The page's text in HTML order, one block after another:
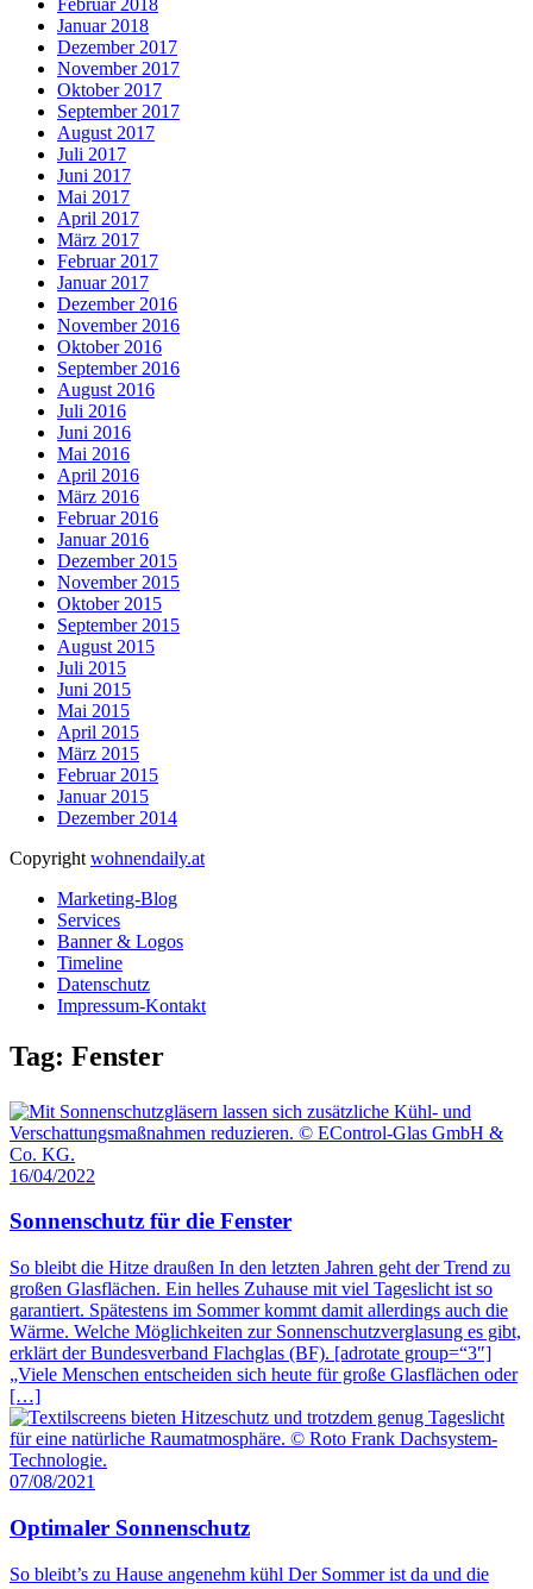
Januar 2018
Dezember 2017
November 2017
Oktober 2017
September 2017
August 2017
Juli 2017
Juni 2017
Mai 2017
April 2017
März 2017
Februar 2017
Januar 2017
Dezember 2016
November 2016
Oktober 2016
September 2016
August 2016
Juli 2016
Juni 2016
Mai 2016
April 2016
März 2016
Februar 2016
Januar 2016
Dezember 2015
November 2015
Oktober 2015
September 2015
August 2015
Juli 2015
Juni 2015
Mai 2015
April 2015
März 2015
Februar 2015
Januar 2015
Dezember 2014
Copyright wohnendaily.at
Marketing-Blog
Services
Banner & Logos
Timeline
Datenschutz
Impressum-Kontakt
Tag: Fenster
16/04/2022
Sonnenschutz für die Fenster
So bleibt die Hitze draußen In den letzten Jahren geht der Trend zu
großen Glasflächen. Ein helles Zuhause mit viel Tageslicht ist so
garantiert. Spätestens im Sommer kommt damit allerdings auch die
Wärme. Welche Möglichkeiten zur Sonnenschutzverglasung es gibt,
erklärt der Bundesverband Flachglas (BF). [adrotate group=“3″]
„Viele Menschen entscheiden sich heute für große Glasflächen oder
[…]
07/08/2021
Optimaler Sonnenschutz
So bleibt’s zu Hause angenehm kühl Der Sommer ist da und die